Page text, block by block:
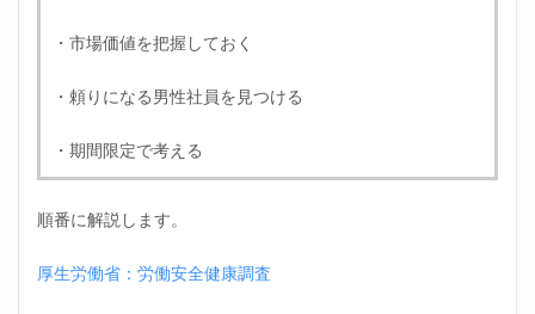
・市場価値を把握しておく
・頼りになる男性社員を見つける
・期間限定で考える
順番に解説します。
厚生労働省：労働安全健康調査